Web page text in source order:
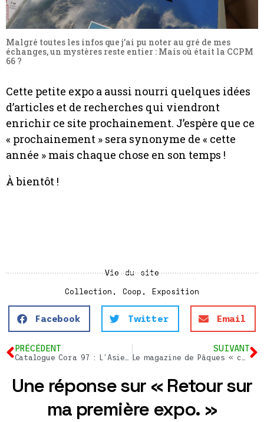
Malgré toutes les infos que j’ai pu noter au gré de mes
échanges, un mystères reste entier : Mais où était la CCPM
66 ?
Cette petite expo a aussi nourri quelques idées
d’articles et de recherches qui viendront
enrichir ce site prochainement. J’espère que ce
« prochainement » sera synonyme de « cette
année » mais chaque chose en son temps !
À bientôt !
Vie du site
Collection , Coop , Exposition
Facebook Twitter Email
PRÉCÉDENT
Catalogue Cora 97 : L’Asie sur votre Table
SUIVANT
Le magazine de Pâques « caché » de Lidl (2015)
Une réponse sur « Retour sur
ma première expo. »